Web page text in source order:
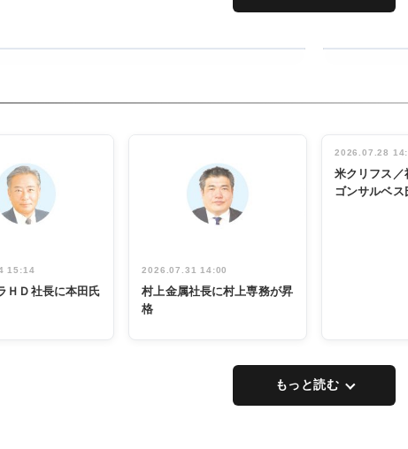
念祝う 業
関係者ら220
人出席
15:14
ＨＤ社長に本田氏
2026.07.31 14:00
村上金属社長に村上専務が昇
格
2026.07.28
米クリフス／
ゴンサルベス
もっと読む